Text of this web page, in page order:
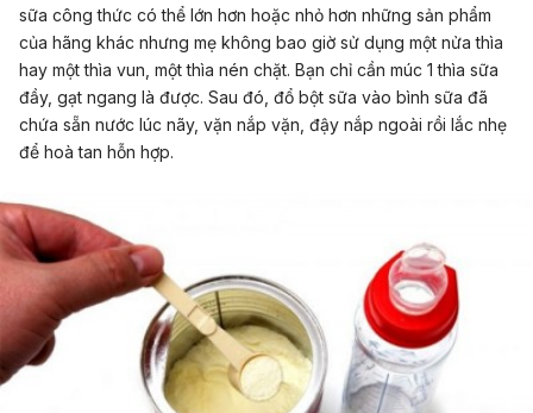
sữa công thức có thể lớn hơn hoặc nhỏ hơn những sản phẩm
của hãng khác nhưng mẹ không bao giờ sử dụng một nửa thìa
hay một thìa vun, một thìa nén chặt. Bạn chỉ cần múc 1 thìa sữa
đầy, gạt ngang là được. Sau đó, đổ bột sữa vào bình sữa đã
chứa sẵn nước lúc nãy, vặn nắp vặn, đậy nắp ngoài rồi lắc nhẹ
để hoà tan hỗn hợp.